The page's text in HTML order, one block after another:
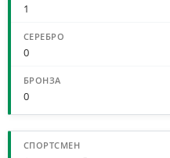
1
0
0